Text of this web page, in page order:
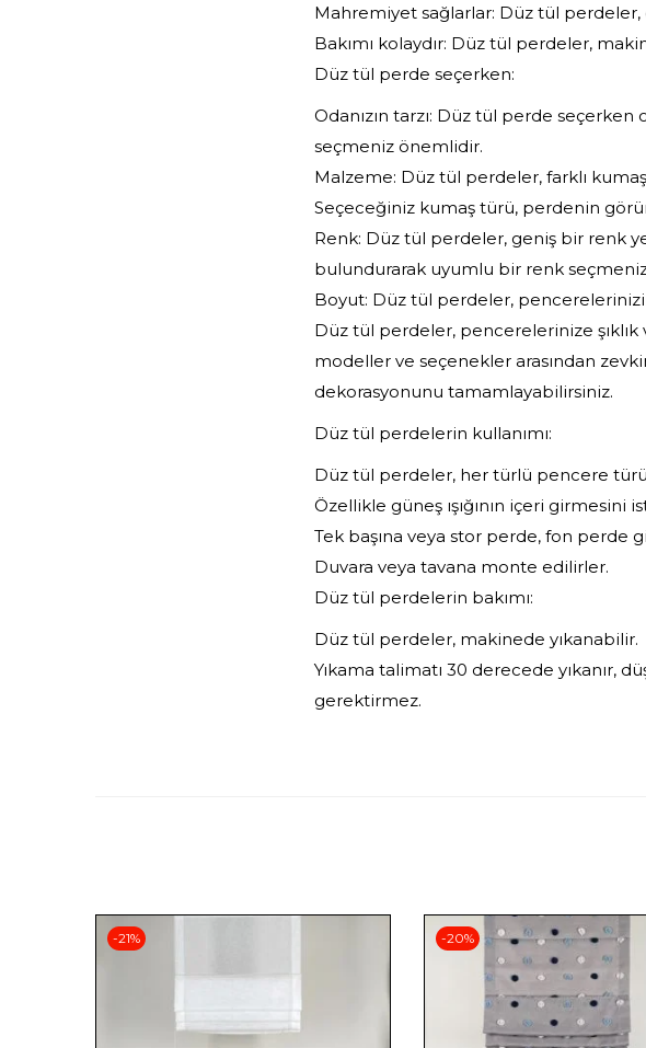
Mahremiyet sağlarlar: Düz tül perdeler,
Bakımı kolaydır: Düz tül perdeler,
Düz tül perde seçerken:
Odanızın tarzı: Düz tül perde
seçmeniz önemlidir.
Malzeme: Düz tül perdeler, farklı
Seçeceğiniz kumaş türü, perdenin
Renk: Düz tül perdeler, geniş bir renk
bulundurarak uyumlu bir renk
Boyut: Düz tül perdeler,
Düz tül perdeler, pencerelerinize
modeller ve seçenekler arasından
dekorasyonunu tamamlayabilirsiniz.
Düz tül perdelerin kullanımı:
Düz tül perdeler, her türlü pencere
Özellikle güneş ışığının içeri girmesini
Tek başına veya stor perde, fon
Duvara veya tavana monte edilirler.
Düz tül perdelerin bakımı:
Düz tül perdeler, makinede yıkanabilir.
Yıkama talimatı 30 derecede yıkanır,
gerektirmez.
-21% -20%